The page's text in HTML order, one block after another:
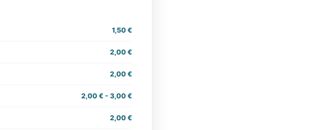
1,50 €
2,00 €
2,00 €
2,00 € - 3,00 €
2,00 €